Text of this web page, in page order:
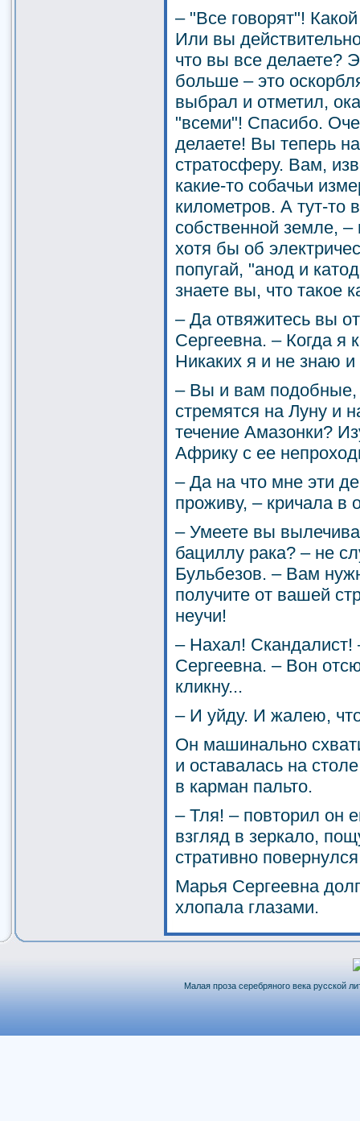
– "Все говорят"!
Или вы
что вы все делаете?
больше – это
выбрал и отметил,
"всеми"! Спасибо.
делаете! Вы теперь
стратосферу. Вам,
какие-то собачьи
километров. А тут-то
собственной земле,
хотя бы об
попугай, "анод и
знаете вы, что такое
– Да отвяжитесь вы
Сергеевна. – Когда я
Никаких я и не знаю и
– Вы и вам подобные,
стремятся на Луну и
течение Амазонки?
Африку с ее
– Да на что мне эти
проживу, – кричала в
– Умеете вы
бациллу рака? – не
Бульбезов. – Вам
получите от вашей
неучи!
– Нахал!
Сергеевна. – Вон
кликну...
– И уйду. И жалею,
Он машинально
и оставалась на
в карман пальто.
– Тля! – повторил он
взгляд в зеркало,
стративно
Марья Сергеевна
хлопала глазами.
Малая проза серебряного века русской